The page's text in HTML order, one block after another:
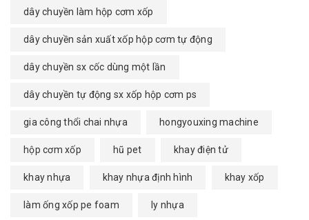
dây chuyền làm hộp cơm xốp
dây chuyền sản xuất xốp hộp cơm tự động
dây chuyền sx cốc dùng một lần
dây chuyền tự động sx xốp hộp cơm ps
gia công thổi chai nhựa hongyouxing machine
hộp cơm xốp hũ pet khay điện tử
khay nhựa khay nhựa định hình khay xốp
làm ống xốp pe foam ly nhựa